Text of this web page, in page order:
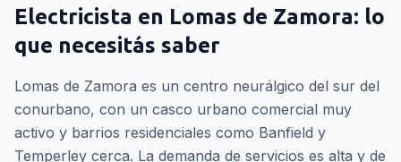
Electricista en Lomas de Zamora: lo
que necesitás saber
Lomas de Zamora es un centro neurálgico del sur del
conurbano, con un casco urbano comercial muy
activo y barrios residenciales como Banfield y
Temperley cerca. La demanda de servicios es alta y de